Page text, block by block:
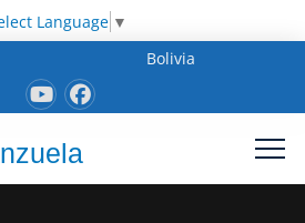
Language ▼
Bolivia